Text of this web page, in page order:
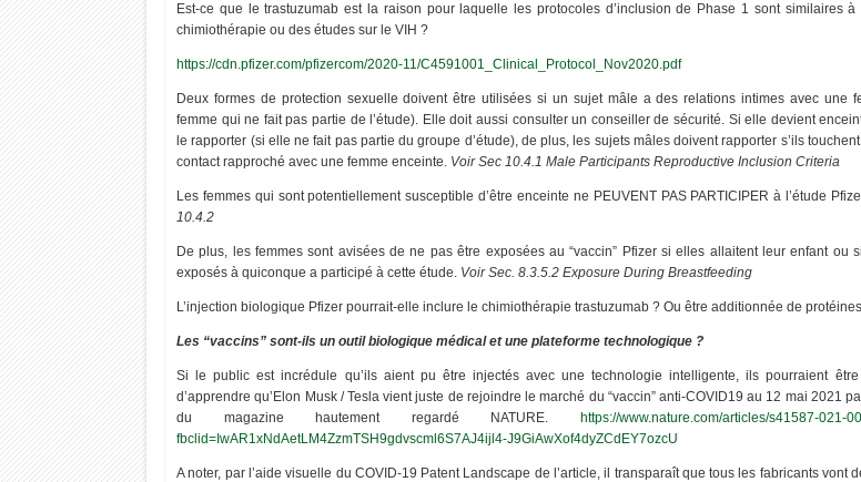
Est-ce que le trastuzumab est la raison pour laquelle les protocoles d’inclusion de Phase 1 sont similaires
chimiothérapie ou des études sur le VIH ?
https://cdn.pfizer.com/pfizercom/2020-11/C4591001_Clinical_Protocol_Nov2020.pdf
Deux formes de protection sexuelle doivent être utilisées si un sujet mâle a des relations intimes avec une
femme qui ne fait pas partie de l’étude). Elle doit aussi consulter un conseiller de sécurité. Si elle devient
le rapporter (si elle ne fait pas partie du groupe d’étude), de plus, les sujets mâles doivent rapporter s’ils
contact rapproché avec une femme enceinte. Voir Sec 10.4.1 Male Participants Reproductive Inclusion Criteria
Les femmes qui sont potentiellement susceptible d’être enceinte ne PEUVENT PAS PARTICIPER à l’étude
10.4.2
De plus, les femmes sont avisées de ne pas être exposées au “vaccin” Pfizer si elles allaitent leur enfant ou
exposés à quiconque a participé à cette étude. Voir Sec. 8.3.5.2 Exposure During Breastfeeding
L’injection biologique Pfizer pourrait-elle inclure le chimiothérapie trastuzumab ? Ou être additionnée de
Les “vaccins” sont-ils un outil biologique médical et une plateforme technologique ?
Si le public est incrédule qu’ils aient pu être injectés avec une technologie intelligente, ils pourraient être
d’apprendre qu’Elon Musk / Tesla vient juste de rejoindre le marché du “vaccin” anti-COVID19 au 12 mai 2021
du magazine hautement regardé NATURE. https://www.nature.com/articles/s41587-021-
fbclid=IwAR1xNdAetLM4ZzmTSH9gdvscml6S7AJ4ijl4-J9GiAwXof4dyZCdEY7ozcU
A noter, par l’aide visuelle du COVID-19 Patent Landscape de l’article, il transparaît que tous les fabricants vont